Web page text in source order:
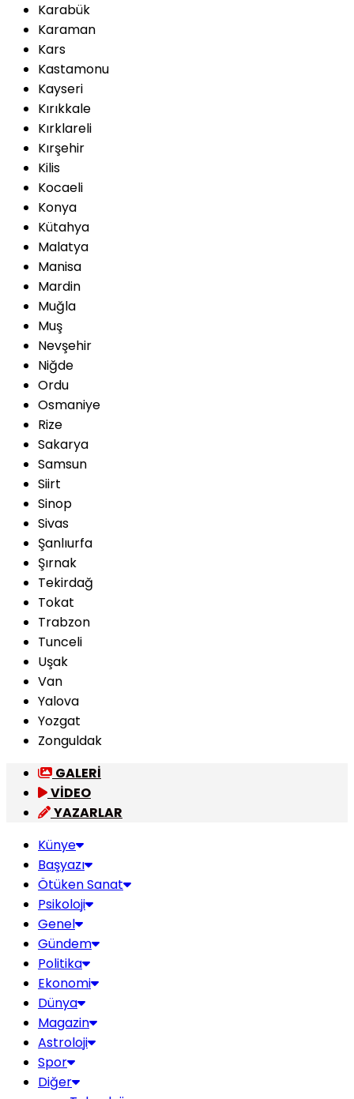
Karabük
Karaman
Kars
Kastamonu
Kayseri
Kırıkkale
Kırklareli
Kırşehir
Kilis
Kocaeli
Konya
Kütahya
Malatya
Manisa
Mardin
Muğla
Muş
Nevşehir
Niğde
Ordu
Osmaniye
Rize
Sakarya
Samsun
Siirt
Sinop
Sivas
Şanlıurfa
Şırnak
Tekirdağ
Tokat
Trabzon
Tunceli
Uşak
Van
Yalova
Yozgat
Zonguldak
GALERİ
VİDEO
YAZARLAR
Künye
Başyazı
Ötüken Sanat
Psikoloji
Genel
Gündem
Politika
Ekonomi
Dünya
Magazin
Astroloji
Spor
Diğer